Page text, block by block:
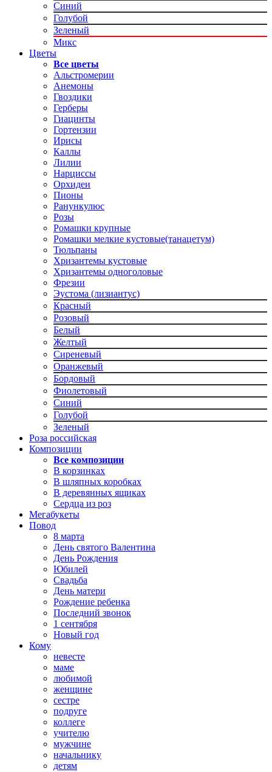
Синий
Голубой
Зеленый
Микс
Цветы
Все цветы
Альстромерии
Анемоны
Гвоздики
Герберы
Гиацинты
Гортензии
Ирисы
Каллы
Лилии
Нарциссы
Орхидеи
Пионы
Ранункулюс
Розы
Ромашки крупные
Ромашки мелкие кустовые(танацетум)
Тюльпаны
Хризантемы кустовые
Хризантемы одноголовые
Фрезии
Эустома (лизиантус)
Красный
Розовый
Белый
Желтый
Сиреневый
Оранжевый
Бордовый
Фиолетовый
Синий
Голубой
Зеленый
Роза российская
Композиции
Все композиции
В корзинках
В шляпных коробках
В деревянных ящиках
Сердца из роз
Мегабукеты
Повод
8 марта
День святого Валентина
День Рождения
Юбилей
Свадьба
День матери
Рождение ребенка
Последний звонок
1 сентября
Новый год
Кому
невесте
маме
любимой
женщине
сестре
подруге
коллеге
учителю
мужчине
начальнику
детям